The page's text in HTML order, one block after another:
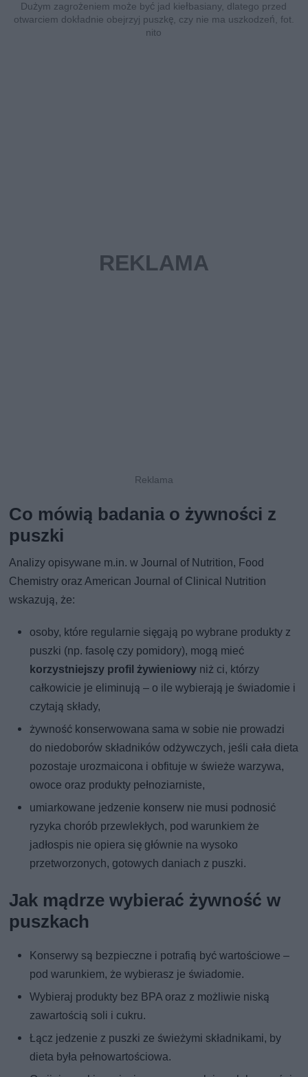
Dużym zagrożeniem może być jad kiełbasiany, dlatego przed
otwarciem dokładnie obejrzyj puszkę, czy nie ma uszkodzeń, fot.
nito
Co mówią badania o żywności z
puszki
Analizy opisywane m.in. w Journal of Nutrition, Food
Chemistry oraz American Journal of Clinical Nutrition
wskazują, że:
osoby, które regularnie sięgają po wybrane produkty z
puszki (np. fasolę czy pomidory), mogą mieć
korzystniejszy profil żywieniowy niż ci, którzy
całkowicie je eliminują – o ile wybierają je świadomie i
czytają składy,
żywność konserwowana sama w sobie nie prowadzi
do niedoborów składników odżywczych, jeśli cała dieta
pozostaje urozmaicona i obfituje w świeże warzywa,
owoce oraz produkty pełnoziarniste,
umiarkowane jedzenie konserw nie musi podnosić
ryzyka chorób przewlekłych, pod warunkiem że
jadłospis nie opiera się głównie na wysoko
przetworzonych, gotowych daniach z puszki.
Jak mądrze wybierać żywność w
puszkach
Konserwy są bezpieczne i potrafią być wartościowe –
pod warunkiem, że wybierasz je świadomie.
Wybieraj produkty bez BPA oraz z możliwie niską
zawartością soli i cukru.
Łącz jedzenie z puszki ze świeżymi składnikami, by
dieta była pełnowartościowa.